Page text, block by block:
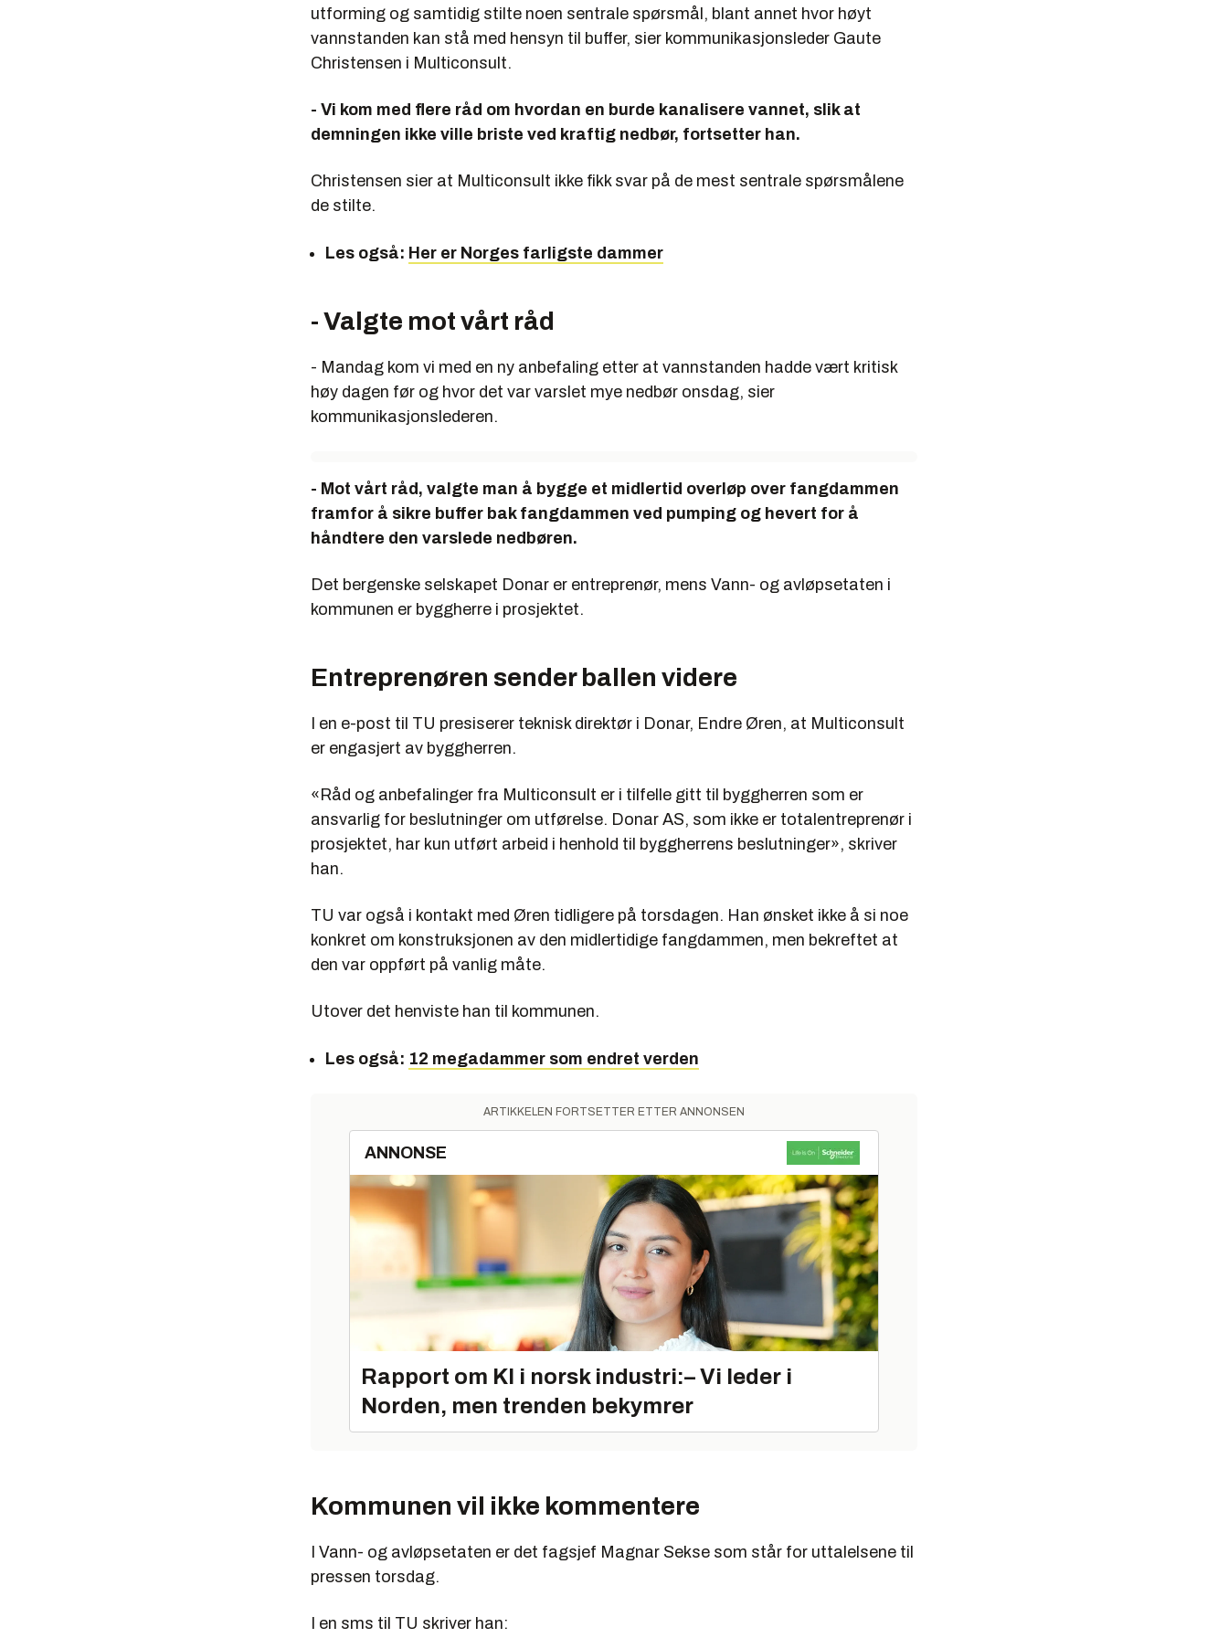
utforming og samtidig stilte noen sentrale spørsmål, blant annet hvor høyt
vannstanden kan stå med hensyn til buffer, sier kommunikasjonsleder Gaute
Christensen i Multiconsult.
- Vi kom med flere råd om hvordan en burde kanalisere vannet, slik at
demningen ikke ville briste ved kraftig nedbør, fortsetter han.
Christensen sier at Multiconsult ikke fikk svar på de mest sentrale spørsmålene
de stilte.
Les også: Her er Norges farligste dammer
- Valgte mot vårt råd
- Mandag kom vi med en ny anbefaling etter at vannstanden hadde vært kritisk
høy dagen før og hvor det var varslet mye nedbør onsdag, sier
kommunikasjonslederen.
- Mot vårt råd, valgte man å bygge et midlertid overløp over fangdammen
framfor å sikre buffer bak fangdammen ved pumping og hevert for å
håndtere den varslede nedbøren.
Det bergenske selskapet Donar er entreprenør, mens Vann- og avløpsetaten i
kommunen er byggherre i prosjektet.
Entreprenøren sender ballen videre
I en e-post til TU presiserer teknisk direktør i Donar, Endre Øren, at Multiconsult
er engasjert av byggherren.
«Råd og anbefalinger fra Multiconsult er i tilfelle gitt til byggherren som er
ansvarlig for beslutninger om utførelse. Donar AS, som ikke er totalentreprenør i
prosjektet, har kun utført arbeid i henhold til byggherrens beslutninger», skriver
han.
TU var også i kontakt med Øren tidligere på torsdagen. Han ønsket ikke å si noe
konkret om konstruksjonen av den midlertidige fangdammen, men bekreftet at
den var oppført på vanlig måte.
Utover det henviste han til kommunen.
Les også: 12 megadammer som endret verden
ARTIKKELEN FORTSETTER ETTER ANNONSEN
ANNONSE
Rapport om KI i norsk industri:– Vi leder i
Norden, men trenden bekymrer
Kommunen vil ikke kommentere
I Vann- og avløpsetaten er det fagsjef Magnar Sekse som står for uttalelsene til
pressen torsdag.
I en sms til TU skriver han: